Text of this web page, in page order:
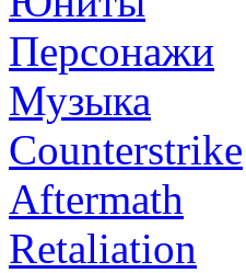
Персонажи
Музыка
Counterstrike
Aftermath
Retaliation